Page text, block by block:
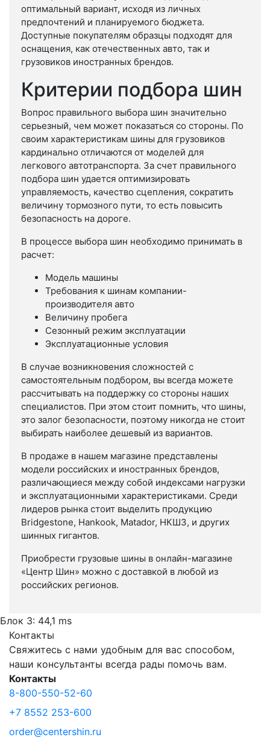
оптимальный вариант, исходя из личных
предпочтений и планируемого бюджета.
Доступные покупателям образцы подходят для
оснащения, как отечественных авто, так и
грузовиков иностранных брендов.
Критерии подбора шин
Вопрос правильного выбора шин значительно
серьезный, чем может показаться со стороны. По
своим характеристикам шины для грузовиков
кардинально отличаются от моделей для
легкового автотранспорта. За счет правильного
подбора шин удается оптимизировать
управляемость, качество сцепления, сократить
величину тормозного пути, то есть повысить
безопасность на дороге.
В процессе выбора шин необходимо принимать в
расчет:
Модель машины
Требования к шинам компании-
производителя авто
Величину пробега
Сезонный режим эксплуатации
Эксплуатационные условия
В случае возникновения сложностей с
самостоятельным подбором, вы всегда можете
рассчитывать на поддержку со стороны наших
специалистов. При этом стоит помнить, что шины,
это залог безопасности, поэтому никогда не стоит
выбирать наиболее дешевый из вариантов.
В продаже в нашем магазине представлены
модели российских и иностранных брендов,
различающиеся между собой индексами нагрузки
и эксплуатационными характеристиками. Среди
лидеров рынка стоит выделить продукцию
Bridgestone, Hankook, Matador, НКШЗ, и других
шинных гигантов.
Приобрести грузовые шины в онлайн-магазине
«Центр Шин» можно с доставкой в любой из
российских регионов.
Блок 3: 44,1 ms
Контакты
Свяжитесь с нами удобным для вас способом,
наши консультанты всегда рады помочь вам.
Контакты
8-800-550-52-60
+7 8552 253-600
order@centershin.ru